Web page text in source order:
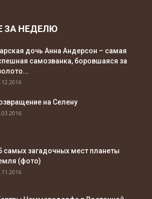
ЗА НЕДЕЛЮ
дочь Анна Андерсон – самая
самозванка, боровшаяся за
на Селену
самых загадочных мест планеты
(фото)